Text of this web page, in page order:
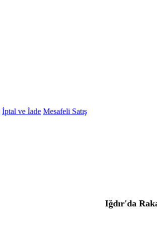
İptal ve İade Mesafeli Satış
Iğdır'da